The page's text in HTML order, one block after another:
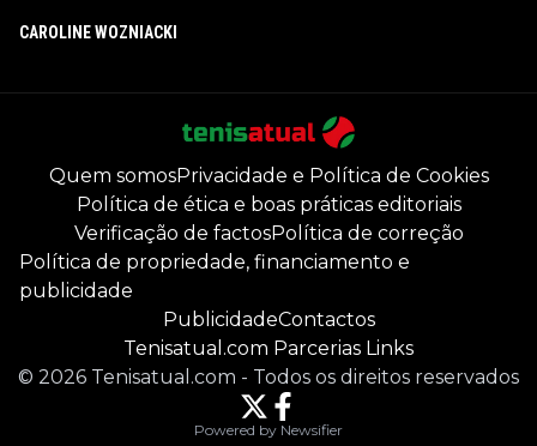
CAROLINE WOZNIACKI
Quem somosPrivacidade e Política de Cookies
Política de ética e boas práticas editoriais
Verificação de factosPolítica de correção
Política de propriedade, financiamento e
publicidade
PublicidadeContactos
Tenisatual.com Parcerias Links
© 2026 Tenisatual.com - Todos os direitos reservados
Powered by Newsifier